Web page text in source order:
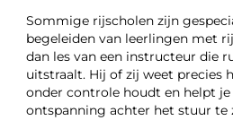
Sommige rijscholen zijn
begeleiden van leerlingen met
dan les van een instructeur die
uitstraalt. Hij of zij weet precies
onder controle houdt en helpt
ontspanning achter het stuur te